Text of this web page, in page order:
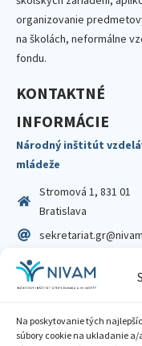
Na poskytovanie tých
súbory cookie na ukladanie
organizovanie
na školách, neformálne
fondu.
KONTAKTNÉ
INFORMÁCIE
Národný inštitút
mládeže
Stromová 1, 831 01
Bratislava
IČO: 00164348
DIČ: 2020798714